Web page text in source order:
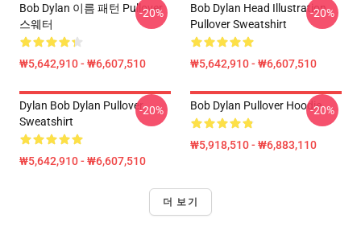
Bob Dylan 이름 패턴 Pullover
스웨터
₩5,642,910 - ₩6,607,510
-20%
Bob Dylan Head Illustration
Pullover Sweatshirt
₩5,642,910 - ₩6,607,510
-20%
Dylan Bob Dylan Pullover
Sweatshirt
₩5,642,910 - ₩6,607,510
-20% Bob Dylan Pullover Hoodie
₩5,918,510 - ₩6,883,110
-20%
더 보기